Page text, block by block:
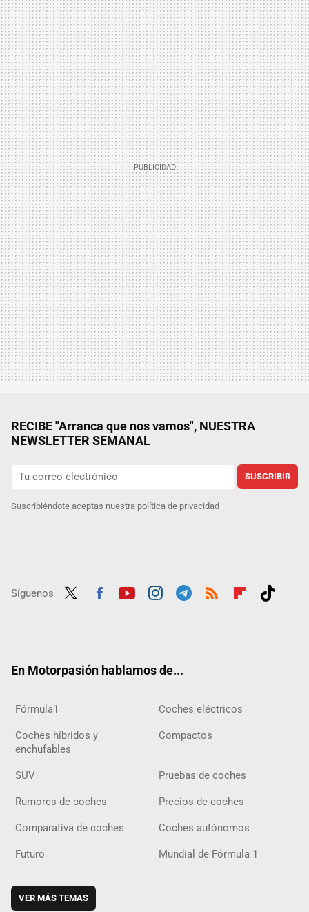
RECIBE "Arranca que nos vamos", NUESTRA
NEWSLETTER SEMANAL
SUSCRIBIR
Suscribiéndote aceptas nuestra política de privacidad
Síguenos
En Motorpasión hablamos de...
Fórmula1 Coches eléctricos
Coches híbridos y
enchufables
Compactos
SUV Pruebas de coches
Rumores de coches Precios de coches
Comparativa de coches Coches autónomos
Futuro Mundial de Fórmula 1
VER MÁS TEMAS